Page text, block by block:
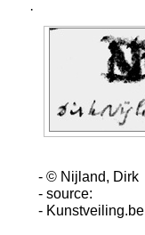
·
- © Nijland, Dirk
- source:
- Kunstveiling.be